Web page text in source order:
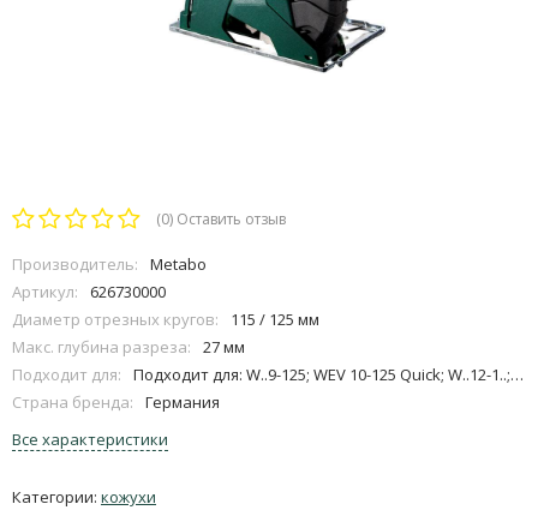
(0) Оставить отзыв
Производитель:
Metabo
Артикул:
626730000
Диаметр отрезных кругов:
115 / 125 мм
Макс. глубина разреза:
27 мм
Подходит для:
Подходит для: W..9-125; WEV 10-125 Quick; W..12-1..; W..13-1..; WE..15-1..; WE..17-1..; W..8-1..; WE 9-125 Quick; W..11-1..; WQ 1400 (nur 600346000); WE 14-1..; WQ 1100 und WEQ 1400; не подходит для угловых шлифовальных машин с автобалансиром; в объем пос
Страна бренда:
Германия
Все характеристики
Категории: кожухи